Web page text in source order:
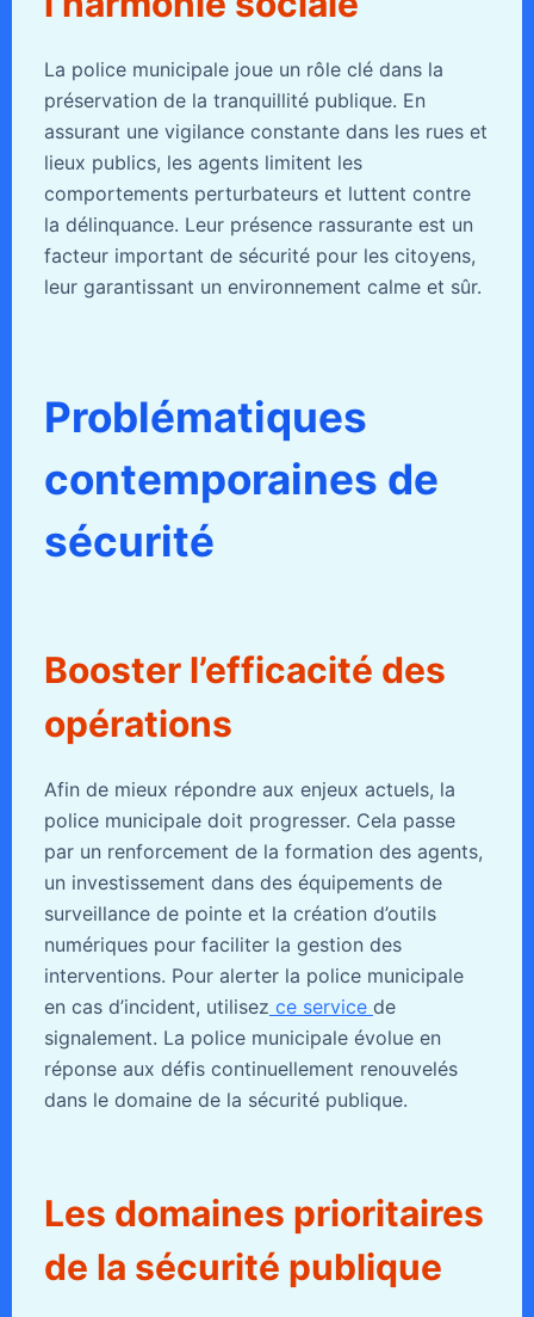
La police municipale joue un rôle clé dans la
préservation de la tranquillité publique. En
assurant une vigilance constante dans les rues et
lieux publics, les agents limitent les
comportements perturbateurs et luttent contre
la délinquance. Leur présence rassurante est un
facteur important de sécurité pour les citoyens,
leur garantissant un environnement calme et sûr.
Problématiques
contemporaines de
sécurité
Booster l’efficacité des
opérations
Afin de mieux répondre aux enjeux actuels, la
police municipale doit progresser. Cela passe
par un renforcement de la formation des agents,
un investissement dans des équipements de
surveillance de pointe et la création d’outils
numériques pour faciliter la gestion des
interventions. Pour alerter la police municipale
en cas d’incident, utilisez ce service de
signalement. La police municipale évolue en
réponse aux défis continuellement renouvelés
dans le domaine de la sécurité publique.
Les domaines prioritaires
de la sécurité publique